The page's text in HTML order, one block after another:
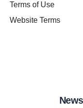
Terms of Use
Website Terms